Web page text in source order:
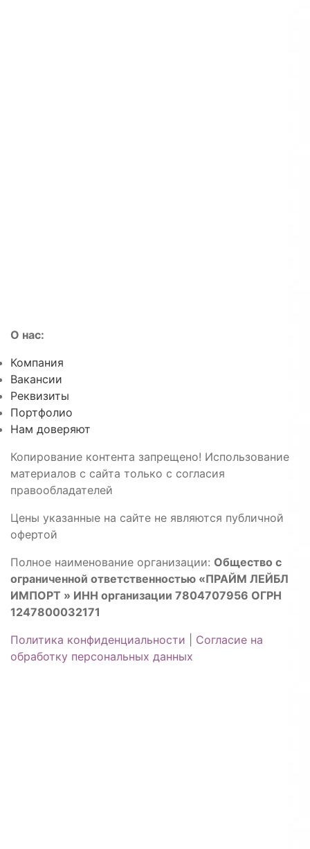
О нас:
Компания
Вакансии
Реквизиты
Портфолио
Нам доверяют
Копирование контента запрещено! Использование
материалов с сайта только с согласия
правообладателей
Цены указанные на сайте не являются публичной
офертой
Полное наименование организации: Общество с
ограниченной ответственностью «ПРАЙМ ЛЕЙБЛ
ИМПОРТ » ИНН организации 7804707956 ОГРН
1247800032171
Политика конфиденциальности
Согласие на
обработку персональных данных